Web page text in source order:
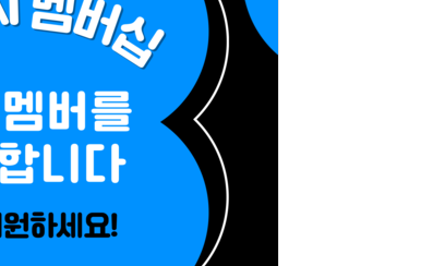
AI Native Enterprise를 지원하는 AI Ready Data 플랫폼 활용 전략